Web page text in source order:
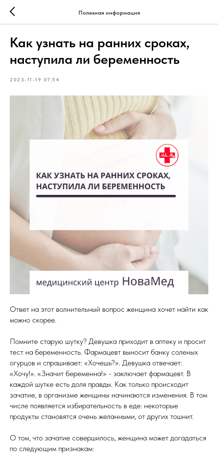
Полезная информация
Как узнать на ранних сроках,
наступила ли беременность
2023-11-19 07:54
Ответ на этот волнительный вопрос женщина хочет найти как
можно скорее.
Помните старую шутку? Девушка приходит в аптеку и просит
тест на беременность. Фармацевт выносит банку соленых
огурцов и спрашивает: «Хочешь?». Девушка отвечает:
«Хочу!». «Значит беременна!» - заключает фармацевт. В
каждой шутке есть доля правды. Как только происходит
зачатие, в организме женщины начинаются изменения. В том
числе появляется избирательность в еде: некоторые
продукты становятся очень желанными, от других тошнит.
О том, что зачатие совершилось, женщина может догадаться
по следующим признакам: